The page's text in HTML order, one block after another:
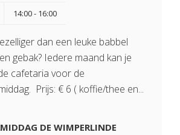
14:00 - 16:00
dan een leuke babbel
gebak? Iedere maand kan je
cafetaria voor de
Prijs: € 6 ( koffie/thee en...
DE WIMPERLINDE